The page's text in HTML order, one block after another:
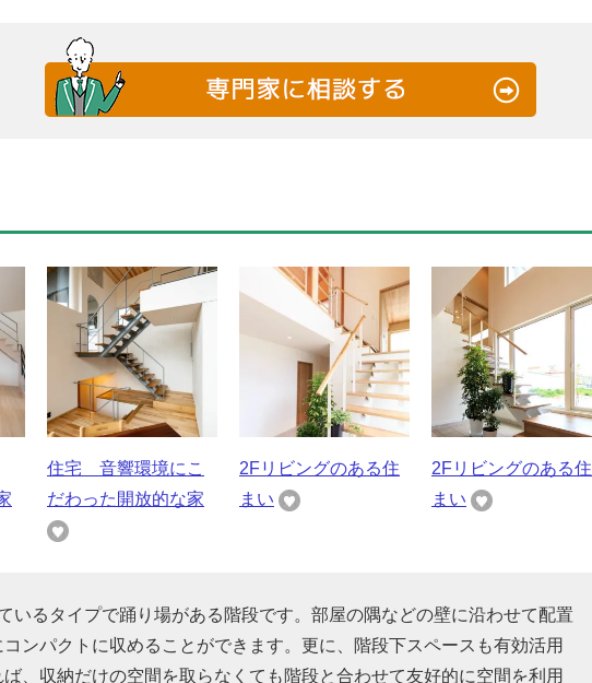
住宅 音響環境にこ
だわった開放的な家
2Fリビングのある住
まい
2Fリビングのある住
まい
いるタイプで踊り場がある階段です。部屋の隅などの壁に沿わせて配置
ンパクトに収めることができます。更に、階段下スペースも有効活用
、収納だけの空間を取らなくても階段と合わせて友好的に空間を利用